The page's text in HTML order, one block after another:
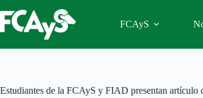
al
contenido
FCAyS
Estudiantes de la FCAyS y FIAD presentan